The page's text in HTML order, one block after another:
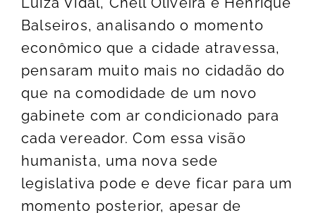
Balseiros, analisando o momento
econômico que a cidade atravessa,
pensaram muito mais no cidadão do
que na comodidade de um novo
gabinete com ar condicionado para
cada vereador. Com essa visão
humanista, uma nova sede
legislativa pode e deve ficar para um
momento posterior, apesar de